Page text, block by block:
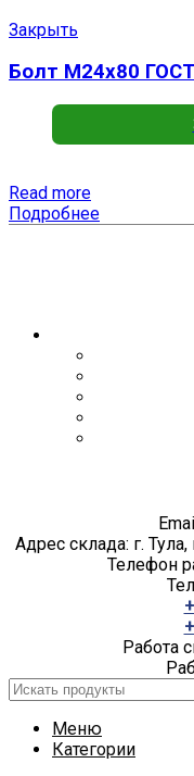
Закрыть
Болт М24х80
Read more
Подробнее
Адрес склада: г.
Телефон
Работа
Меню
Категории